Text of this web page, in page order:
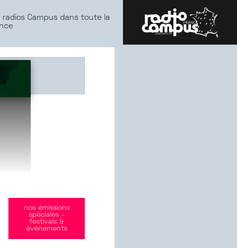
radios Campus dans toute la
-
nos émissions
spéciales -
festivals &
événements